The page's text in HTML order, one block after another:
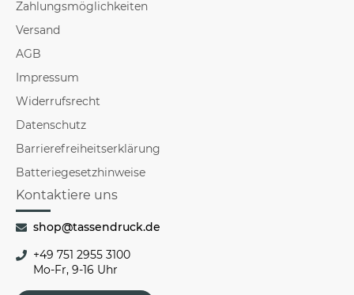
Zahlungsmöglichkeiten
Versand
AGB
Impressum
Widerrufsrecht
Datenschutz
Barrierefreiheitserklärung
Batteriegesetzhinweise
Kontaktiere uns
shop@tassendruck.de
+49 751 2955 3100
Mo-Fr, 9-16 Uhr